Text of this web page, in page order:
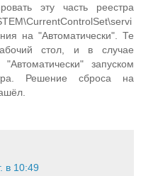
эту часть реестра
на "Автоматически". Те
стол, и в случае
запуском
Решение сброса на
в 10:49